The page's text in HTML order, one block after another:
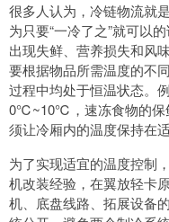
很多人认为，冷链物流就
为只要“一冷了之”就可以
出现失鲜、营养损失和风
要根据物品所需温度的不
过程中均处于恒温状态。
0℃~10℃，速冻食物的保
须让冷厢内的温度保持在适
为了实现适宜的温度控制
机改装经验，在翼放轻卡
机、底盘线路、拓展设备